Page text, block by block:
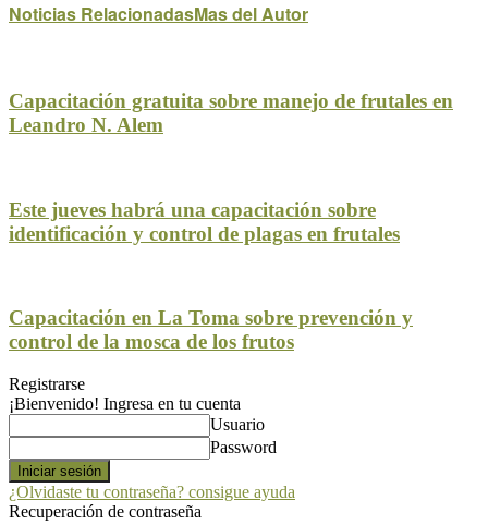
Noticias RelacionadasMas del Autor
Capacitación gratuita sobre manejo de frutales en
Leandro N. Alem
Este jueves habrá una capacitación sobre
identificación y control de plagas en frutales
Capacitación en La Toma sobre prevención y
control de la mosca de los frutos
Registrarse
¡Bienvenido! Ingresa en tu cuenta
Usuario
Password
¿Olvidaste tu contraseña? consigue ayuda
Recuperación de contraseña